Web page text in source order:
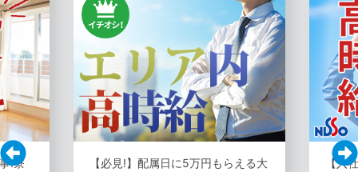
!寮
【必見!】配属日に5万円もらえる大
【入